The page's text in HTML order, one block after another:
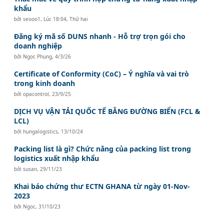
khẩu
bởiseooo1, Lúc 18:04, Thứ hai
Đăng ký mã số DUNS nhanh - Hỗ trợ trọn gói cho
doanh nghiệp
bởi Ngọc Phụng,4/3/26
Certificate of Conformity (CoC) – Ý nghĩa và vai trò
trong kinh doanh
bởiopacontrol,23/9/25
DỊCH VỤ VẬN TẢI QUỐC TẾ BẰNG ĐƯỜNG BIỂN (FCL &
LCL)
bởihungalogistics, 13/10/24
Packing list là gì? Chức năng của packing list trong
logistics xuất nhập khẩu
bởisusan,29/11/23
Khai báo chứng thư ECTN GHANA từ ngày 01-Nov-
2023
bởi Ngoc,31/10/23